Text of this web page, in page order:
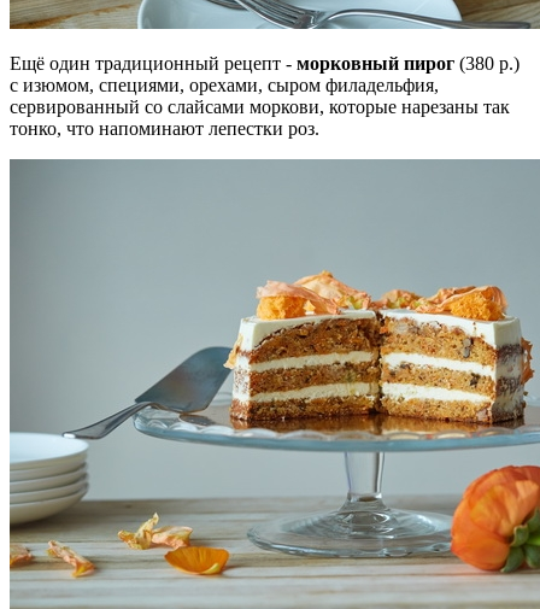
Ещё один традиционный рецепт - морковный пирог (380 р.)
с изюмом, специями, орехами, сыром филадельфия,
сервированный со слайсами моркови, которые нарезаны так
тонко, что напоминают лепестки роз.